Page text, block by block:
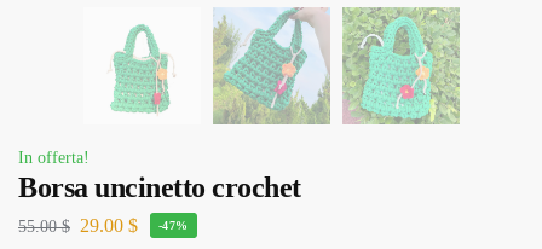
In offerta!
Borsa uncinetto crochet
55.00$ 29.00 $ -47%